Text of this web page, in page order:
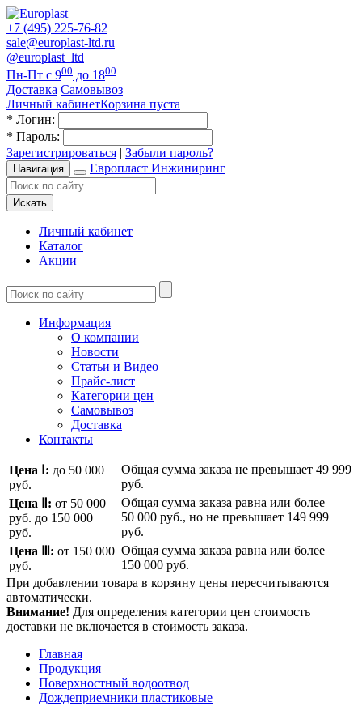
+7 (495) 225-76-82
sale@europlast-ltd.ru
@europlast_ltd
Пн-Пт с 900 до 1800
Доставка Самовывоз
Личный кабинетКорзина пуста
* Логин:
* Пароль:
Зарегистрироваться | Забыли пароль?
Навигация Европласт Инжиниринг
Искать
Личный кабинет
Каталог
Акции
Информация
О компании
Новости
Статьи и Видео
Прайс-лист
Категории цен
Самовывоз
Доставка
Контакты
Цена Ⅰ: до 50 000
руб.
Общая сумма заказа не превышает 49 999
руб.
Цена Ⅱ: от 50 000
руб. до 150 000
руб.
Общая сумма заказа равна или более
50 000 руб., но не превышает 149 999
руб.
Цена Ⅲ: от 150 000
руб.
Общая сумма заказа равна или более
150 000 руб.
При добавлении товара в корзину цены пересчитываются
автоматически.
Внимание! Для определения категории цен стоимость
доставки не включается в стоимость заказа.
Главная
Продукция
Поверхностный водоотвод
Дождеприемники пластиковые